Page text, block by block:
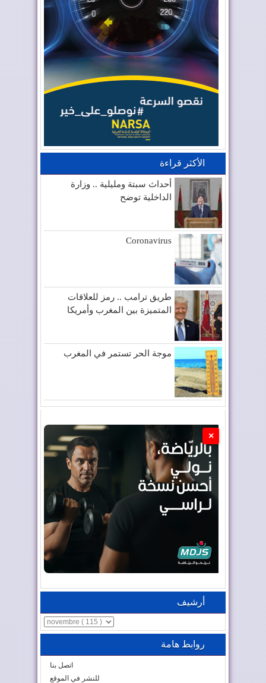
الأكثر قراءة
أحداث سبتة ومليلية .. وزارة
الداخلية توضح
Coronavirus
طريق ترامب .. رمز للعلاقات
المتميزة بين المغرب وأمريكا
موجة الحر تستمر في المغرب
×
أرشيف
روابط هامة
اتصل بنا
للنشر في الموقع